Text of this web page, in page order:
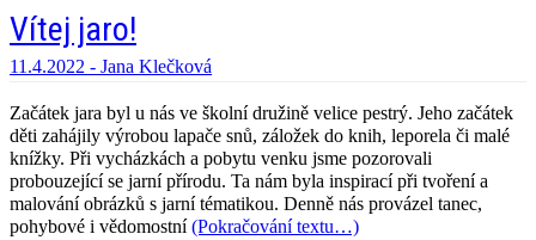
Vítej jaro!
11.4.2022 - Jana Klečková
Začátek jara byl u nás ve školní družině velice pestrý. Jeho začátek
děti zahájily výrobou lapače snů, záložek do knih, leporela či malé
knížky. Při vycházkách a pobytu venku jsme pozorovali
probouzející se jarní přírodu. Ta nám byla inspirací při tvoření a
malování obrázků s jarní tématikou. Denně nás provázel tanec,
pohybové i vědomostní(Pokračování textu…)